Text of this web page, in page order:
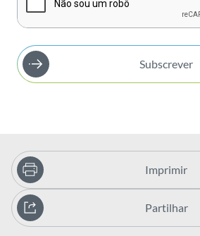
Subscrever
Imprimir
Partilhar